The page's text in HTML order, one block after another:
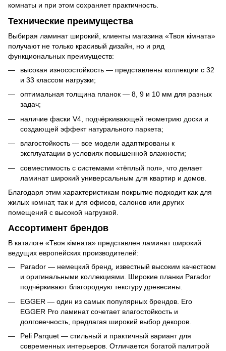
комнаты и при этом сохраняет практичность.
Технические преимущества
Выбирая ламинат широкий, клиенты магазина «Твоя кімната»
получают не только красивый дизайн, но и ряд
функциональных преимуществ:
высокая износостойкость — представлены коллекции с 32
и 33 классом нагрузки;
оптимальная толщина планок — 8, 9 и 10 мм для разных
задач;
наличие фаски V4, подчёркивающей геометрию доски и
создающей эффект натурального паркета;
влагостойкость — все модели адаптированы к
эксплуатации в условиях повышенной влажности;
совместимость с системами «тёплый пол», что делает
ламинат широкий универсальным для квартир и домов.
Благодаря этим характеристикам покрытие подходит как для
жилых комнат, так и для офисов, салонов или других
помещений с высокой нагрузкой.
Ассортимент брендов
В каталоге «Твоя кімната» представлен ламинат широкий
ведущих европейских производителей:
Parador — немецкий бренд, известный высоким качеством
и оригинальными коллекциями. Широкие планки Parador
подчёркивают благородную текстуру древесины.
EGGER — один из самых популярных брендов. Его
EGGER Pro ламинат сочетает влагостойкость и
долговечность, предлагая широкий выбор декоров.
Peli Parquet — стильный и практичный вариант для
современных интерьеров. Отличается богатой палитрой